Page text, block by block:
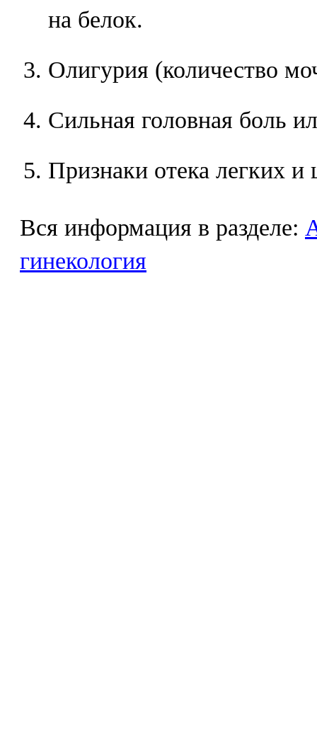
на белок.
Олигурия (количество
Сильная головная боль
Признаки отека легких и
Вся информация в разделе:
гинекология